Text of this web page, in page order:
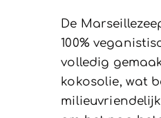
De
100%
volledig
kokosolie, wat